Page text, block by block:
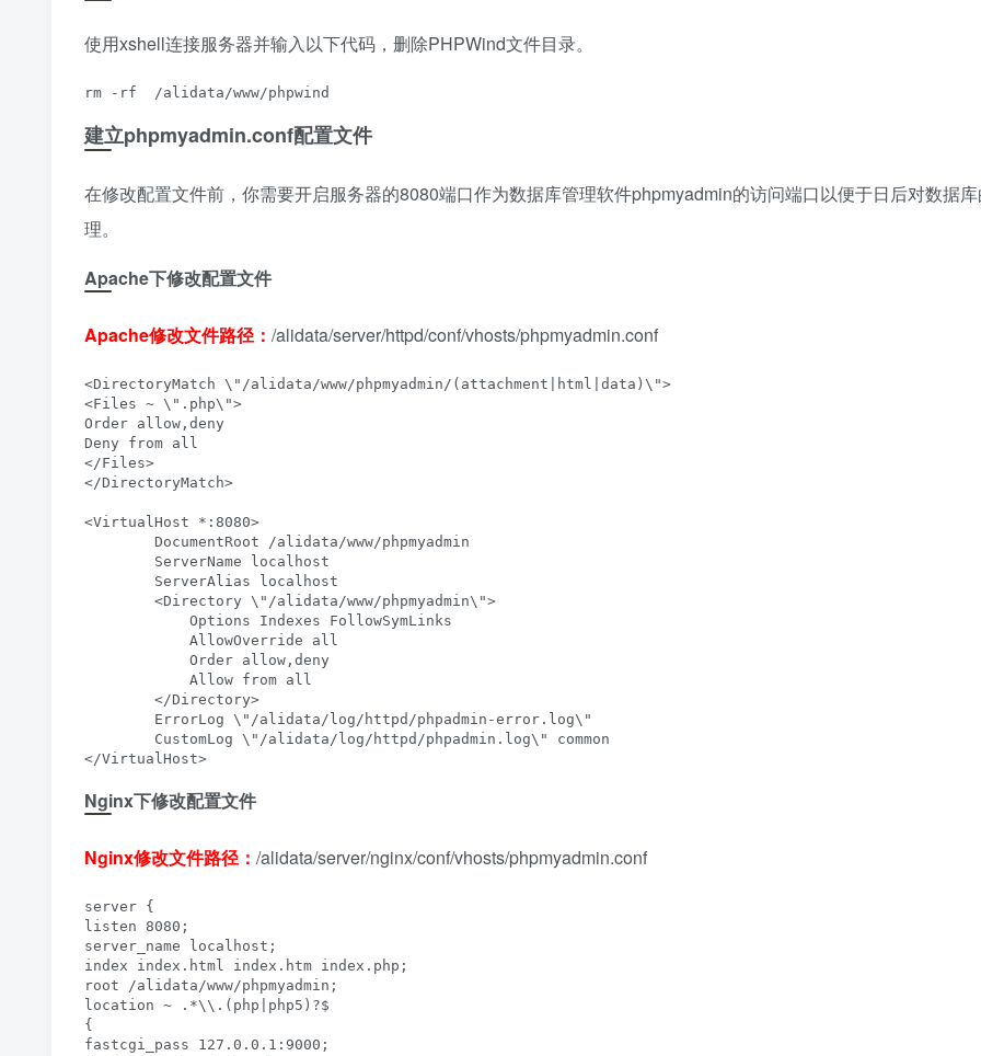
使用xshell连接服务器并输入以下代码，删除PHPWind文件目录。
rm -rf  /alidata/www/phpwind
建立phpmyadmin.conf配置文件
在修改配置文件前，你需要开启服务器的8080端口作为数据库管理软件phpmyadmin的访问端口以便于日后对数据
理。
Apache下修改配置文件
Apache修改文件路径： /alidata/server/httpd/conf/vhosts/phpmyadmin.conf
<DirectoryMatch \"/alidata/www/phpmyadmin/(attachment|html|data)\">
<Files ~ \".php\">
Order allow,deny
Deny from all
</Files>
</DirectoryMatch>
<VirtualHost *:8080>
        DocumentRoot /alidata/www/phpmyadmin
        ServerName localhost
        ServerAlias localhost
        <Directory \"/alidata/www/phpmyadmin\">
            Options Indexes FollowSymLinks
            AllowOverride all
            Order allow,deny
            Allow from all
        </Directory>
        ErrorLog \"/alidata/log/httpd/phpadmin-error.log\"
        CustomLog \"/alidata/log/httpd/phpadmin.log\" common
</VirtualHost>
Nginx下修改配置文件
Nginx修改文件路径： /alidata/server/nginx/conf/vhosts/phpmyadmin.conf
server {
listen 8080;
server_name localhost;
index index.html index.htm index.php;
root /alidata/www/phpmyadmin;
location ~ .*\\.(php|php5)?$
{
fastcgi_pass 127.0.0.1:9000;